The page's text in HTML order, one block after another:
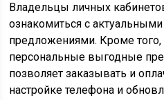
Владельцы личных
ознакомиться с
предложениями. Кроме
персональные выгодные
позволяет заказывать и
настройке телефона и